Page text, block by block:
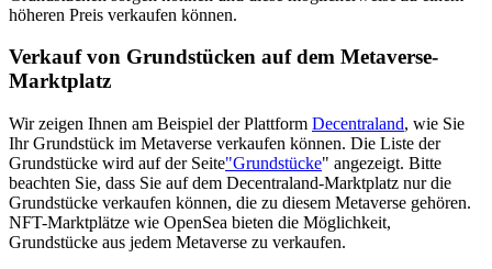
höheren Preis verkaufen können.
Verkauf von Grundstücken auf dem Metaverse-
Marktplatz
Wir zeigen Ihnen am Beispiel der Plattform Decentraland, wie Sie
Ihr Grundstück im Metaverse verkaufen können. Die Liste der
Grundstücke wird auf der Seite"Grundstücke" angezeigt. Bitte
beachten Sie, dass Sie auf dem Decentraland-Marktplatz nur die
Grundstücke verkaufen können, die zu diesem Metaverse gehören.
NFT-Marktplätze wie OpenSea bieten die Möglichkeit,
Grundstücke aus jedem Metaverse zu verkaufen.